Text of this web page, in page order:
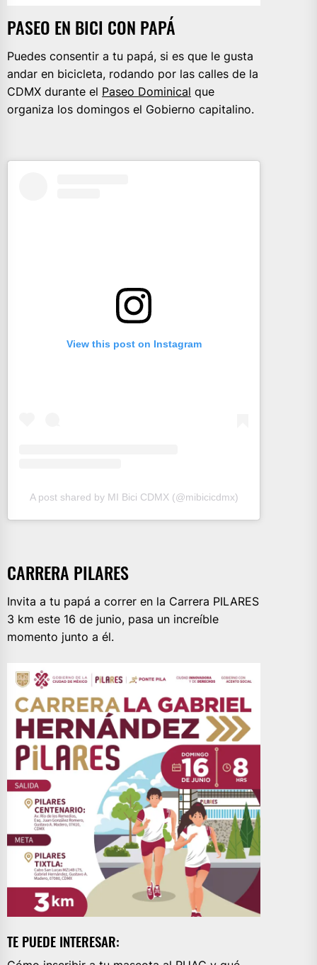
PASEO EN BICI CON PAPÁ
Puedes consentir a tu papá, si es que le gusta
andar en bicicleta, rodando por las calles de la
CDMX durante el Paseo Dominical que
organiza los domingos el Gobierno capitalino.
View this post on Instagram
A post shared by MI Bici CDMX (@mibicicdmx)
CARRERA PILARES
Invita a tu papá a correr en la Carrera PILARES
3 km este 16 de junio, pasa un increíble
momento junto a él.
TE PUEDE INTERESAR: